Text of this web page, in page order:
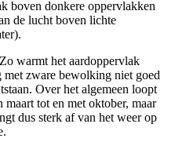
boven donkere oppervlakken
de lucht boven lichte
warmt het aardoppervlak
met zware bewolking niet goed
Over het algemeen loopt
tot en met oktober, maar
dus sterk af van het weer op